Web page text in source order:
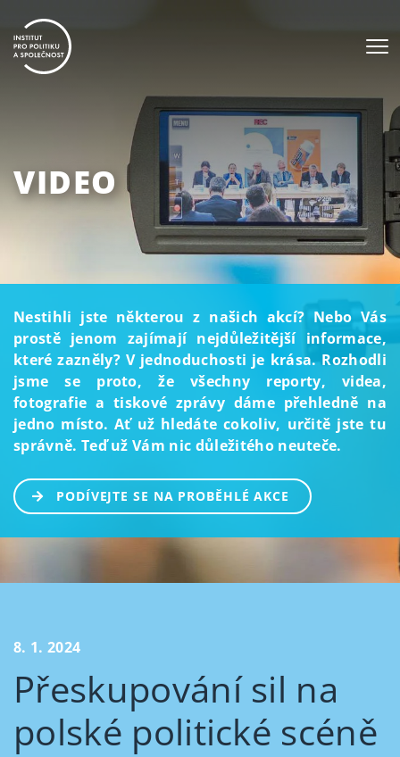
VIDEO
Nestihli jste některou z našich akcí? Nebo Vás
prostě jenom zajímají nejdůležitější informace,
které zazněly? V jednoduchosti je krása. Rozhodli
jsme se proto, že všechny reporty, videa,
fotografie a tiskové zprávy dáme přehledně na
jedno místo. Ať už hledáte cokoliv, určitě jste tu
správně. Teď už Vám nic důležitého neuteče.
PODÍVEJTE SE NA PROBĚHLÉ AKCE
8. 1. 2024
Přeskupování sil na
polské politické scéně